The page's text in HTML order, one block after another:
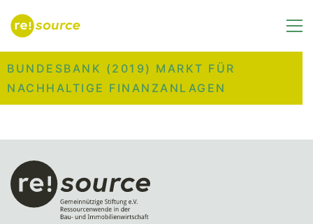
BUNDESBANK (2019) MARKT FÜR
NACHHALTIGE FINANZANLAGEN